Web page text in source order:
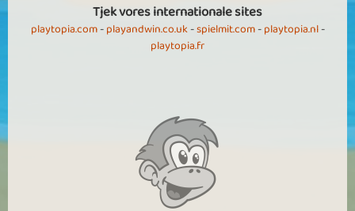
Tjek vores internationale sites
playtopia.com-playandwin.co.uk-spielmit.com-playtopia.nl-
playtopia.fr